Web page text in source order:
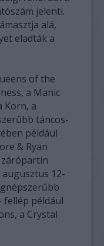
jelenti.
alá,
eladták a
of the
a Manic
Korn, a
táncos-
például
& Ryan
zárópartin
12-
fellép például
a Crystal